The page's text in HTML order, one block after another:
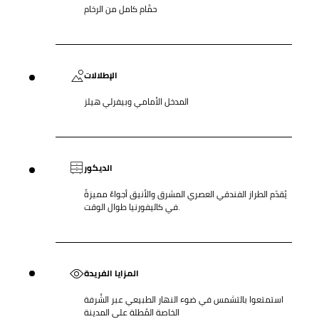
حمَّام كامل من الرخام
الإطلالات
المدخل الأمامي وبيفرلي هيلز
الديكور
يُقدّم الطراز الفندقي العصري المشرق والأنيق أجواءً مميزةً
في كاليفورنيا طوال الوقت.
المزايا الفريدة
استمتعوا بالتشمس في ضوء النهار الطبيعي عبر الشُرفة
الخاصة المُطلة على المدينة